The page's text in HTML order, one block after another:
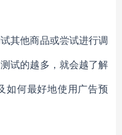
其他商品或尝试进行调
试的越多，就会越了解
如何最好地使用广告预